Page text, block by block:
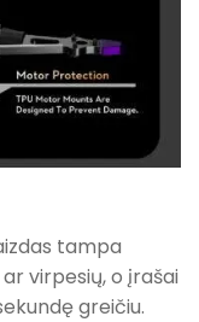
tampa
virpesių, o įrašai
greičiu.